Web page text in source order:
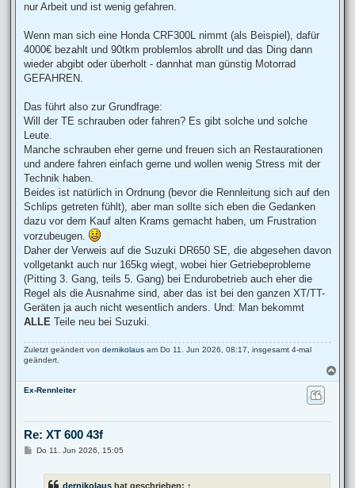
nur Arbeit und ist wenig gefahren.
Wenn man sich eine Honda CRF300L nimmt (als Beispiel), dafür
4000€ bezahlt und 90tkm problemlos abrollt und das Ding dann
wieder abgibt oder überholt - dannhat man günstig Motorrad
GEFAHREN.
Das führt also zur Grundfrage:
Will der TE schrauben oder fahren? Es gibt solche und solche
Leute.
Manche schrauben eher gerne und freuen sich an Restaurationen
und andere fahren einfach gerne und wollen wenig Stress mit der
Technik haben.
Beides ist natürlich in Ordnung (bevor die Rennleitung sich auf den
Schlips getreten fühlt), aber man sollte sich eben die Gedanken
dazu vor dem Kauf alten Krams gemacht haben, um Frustration
vorzubeugen.
Daher der Verweis auf die Suzuki DR650 SE, die abgesehen davon
vollgetankt auch nur 165kg wiegt, wobei hier Getriebeprobleme
(Pitting 3. Gang, teils 5. Gang) bei Endurobetrieb auch eher die
Regel als die Ausnahme sind, aber das ist bei den ganzen XT/TT-
Geräten ja auch nicht wesentlich anders. Und: Man bekommt
ALLE Teile neu bei Suzuki.
Zuletzt geändert von dernikolaus am Do 11. Jun 2026, 08:17, insgesamt 4-mal
geändert.
a
Ex-Rennleiter
Re: XT 600 43f
BDo 11. Jun 2026, 15:05
dernikolaus hat geschrieben: ↑